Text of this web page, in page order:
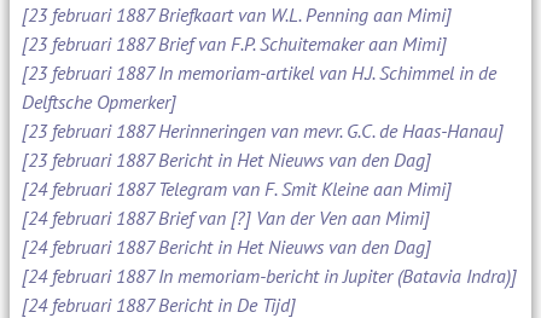
[23 februari 1887 Briefkaart van W.L. Penning aan Mimi]
[23 februari 1887 Brief van F.P. Schuitemaker aan Mimi]
[23 februari 1887 In memoriam-artikel van H.J. Schimmel in de
Delftsche Opmerker]
[23 februari 1887 Herinneringen van mevr. G.C. de Haas-Hanau]
[23 februari 1887 Bericht in Het Nieuws van den Dag]
[24 februari 1887 Telegram van F. Smit Kleine aan Mimi]
[24 februari 1887 Brief van [?] Van der Ven aan Mimi]
[24 februari 1887 Bericht in Het Nieuws van den Dag]
[24 februari 1887 In memoriam-bericht in Jupiter (Batavia Indra)]
[24 februari 1887 Bericht in De Tijd]